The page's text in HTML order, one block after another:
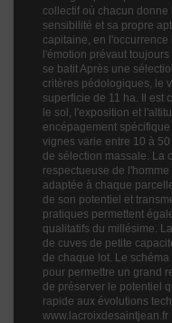
collectif où chacun
sensibilité et sa propre
capitaine, en
l'émotion prévaut
se batit Après une
critères pédologiques, le
superficie de 11 ha. Il est
le sol, l'exposition et
encépagement
vignes varie entre 10 à
de sélection massale. La
respectueuse de
adaptée à chaque
de son potentiel et
pratiques permettent
qualitatifs du millésime.
de cuves de petite
de chaque lot. Le
pour permettre un grand
de préserver le potentiel
rapide aux évolutions
www.lacroixdesaintjean.fr